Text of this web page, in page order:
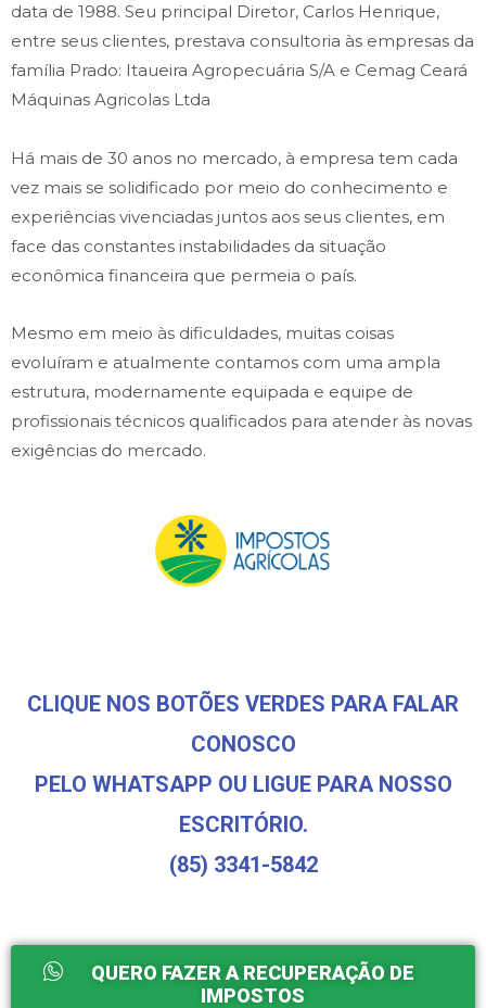
data de 1988. Seu principal Diretor, Carlos Henrique,
entre seus clientes, prestava consultoria às empresas da
família Prado: Itaueira Agropecuária S/A e Cemag Ceará
Máquinas Agricolas Ltda
Há mais de 30 anos no mercado, à empresa tem cada
vez mais se solidificado por meio do conhecimento e
experiências vivenciadas juntos aos seus clientes, em
face das constantes instabilidades da situação
econômica financeira que permeia o país.
Mesmo em meio às dificuldades, muitas coisas
evoluíram e atualmente contamos com uma ampla
estrutura, modernamente equipada e equipe de
profissionais técnicos qualificados para atender às novas
exigências do mercado.
CLIQUE NOS BOTÕES VERDES PARA FALAR
CONOSCO
PELO WHATSAPP OU LIGUE PARA NOSSO
ESCRITÓRIO.
(85) 3341-5842
QUERO FAZER A RECUPERAÇÃO DE
IMPOSTOS